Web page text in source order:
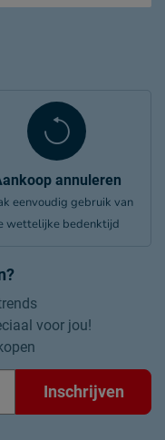
annuleren
eenvoudig gebruik van
wettelijke bedenktijd
voor jou!
Inschrijven